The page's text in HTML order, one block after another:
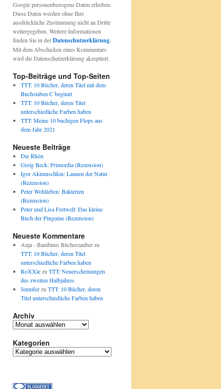
Google personenbezogene Daten erhoben.
Diese Daten werden ohne Ihre
ausdrückliche Zustimmung nicht an Dritte
weitergegeben. Weitere Informationen
finden Sie in derDatenschutzerklärung.
Mit dem Abschicken eines Kommentars
wird die Datenschutzerklärung akzeptiert.
Top-Beiträge und Top-Seiten
TTT: 10 Bücher, deren Titel mit dem
Buchstaben C beginnt
TTT: 10 Bücher, deren Titel
unterschiedliche Farben haben
TTT: Meine 10 buchigen Flops aus
dem Jahr 2021
Neueste Beiträge
Die Rhön
Greig Beck: Primordia (Rezension)
Igor Akimuschkin: Launen der Natur
(Rezension)
Peter Wohlleben: Bakterien
(Rezension)
Peter und Lisa Fretwell: Das kleine
Buch der Pinguine (Rezension)
Neueste Kommentare
Anja - Bambinis Bücherzauberzu
TTT: 10 Bücher, deren Titel
unterschiedliche Farben haben
RoXXiezu TTT: Neuerscheinungen
des zweiten Halbjahres
Jenniferzu TTT: 10 Bücher, deren
Titel unterschiedliche Farben haben
Archiv
Archiv
Kategorien
Kategorien